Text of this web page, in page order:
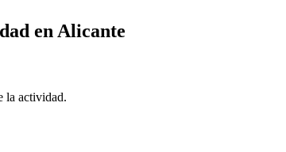
en Alicante
la actividad.